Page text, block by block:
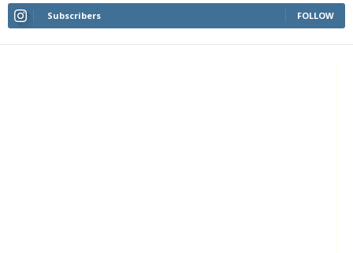
Subscribers FOLLOW